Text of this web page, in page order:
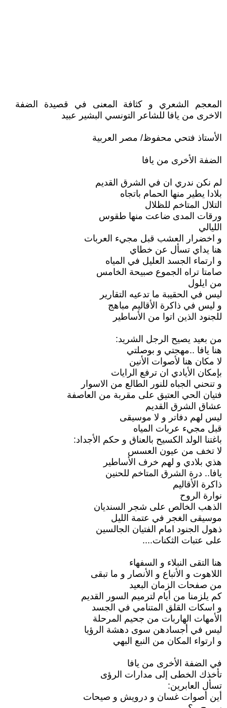
المعجم الشعري و كثافة المعنى في قصيدة الضفة
الاخرى من يافا للشاعر التونسي البشير عبيد
الأستاذ فتحي محفوظ/ مصر العربية
الضفة الأخرى من يافا
لم نكن ندري ان في الشرق القديم
بلادا يطير منها الحمام باتجاه
التلال المتاخم للظلال
ورقات المدى ضاعت منها طقوس
الليالي
و اخضرار العشب قبل مجيء العربات
هنا يداي تسأل عن خطاي
و ارتماء الجسد العليل في المياه
صامتا تراه الجموع صبيحة الخامس
من ايلول
ليس في الحقيبة ما تدعيه التقارير
و ليس في ذاكرة الأقاليم مباهج
للجنود الذين اتوا من الأساطير
من بعيد يصيح الرجل الشريد:
هنا يافا ..مهجتي و بوصلتي
لا مكان هنا لأصوات الأنين
بإمكان الأيادي ان ترفع الرايات
و تنحني الجباه للنور الطالع من الاسوار
فتيان الحي العتيق على مقربة من العاصفة
عشاق الشرق القديم
ليس لهم دفاتر و لا موسيقى
قبل مجيء عربات المياه
باغتنا الولد الكسيح بالعناق و حكم الأجداد:
لا تخف من عيون العسس
هذي بلادي و لهم خرف الأساطير
يافا.. درة الشرق المتاخم للحنين
ذاكرة الأقاليم
نوارة الروح
الذهب الخالص على شجر السنديان
موسيقى الغجر في عتمة الليل
ذهول الجنود امام الفتيان الجالسين
على عتبات الثكنات....
هنا التقى النبلاء و السفهاء
اللاهوت و الأتباع و الأنصار و ما تبقى
من صفحات الزمان البعيد
كم يلزمنا من أيام لترميم السور القديم
و اسكات القلق المتنامي في الجسد
الأمهات الهاربات من جحيم المرحلة
ليس في أجسادهن سوى دهشة الرؤيا
و ارتواء المكان من النبع البهي
في الضفة الأخرى من يافا
تأخذك الخطى إلى مدارات الرؤى
تسأل العابرين:
أين أصوات غسان و درويش و صيحات